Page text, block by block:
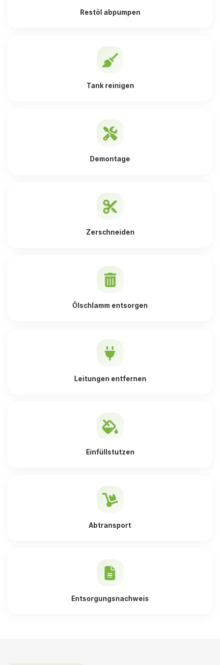
Restöl abpumpen
Tank reinigen
Demontage
Zerschneiden
Ölschlamm entsorgen
Leitungen entfernen
Einfüllstutzen
Abtransport
Entsorgungsnachweis